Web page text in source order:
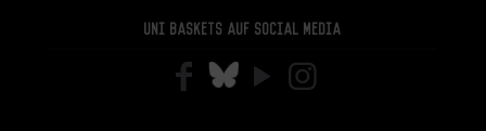
Uni Baskets auf Social Media